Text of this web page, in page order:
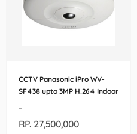
CCTV Panasonic iPro WV-
SF438 upto 3MP H.264 Indoor
-
RP. 27,500,000